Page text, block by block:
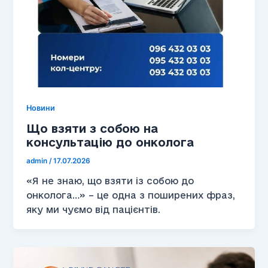
Новини
Що взяти з собою на
консультацію до онколога
admin /17.07.2026
«Я не знаю, що взяти із собою до
онколога…» – це одна з поширених фраз,
яку ми чуємо від пацієнтів.